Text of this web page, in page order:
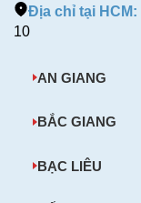
Địa chỉ tại HCM:
10
AN GIANG
BẮC GIANG
BẠC LIÊU